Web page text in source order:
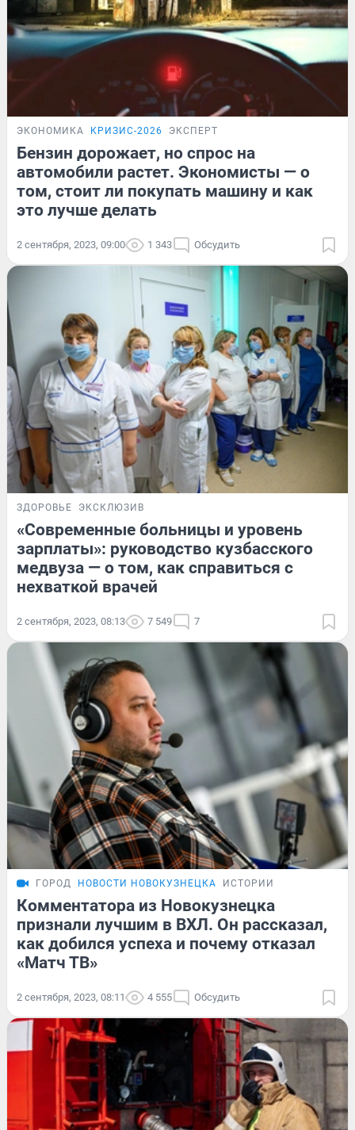
ЭКОНОМИКА КРИЗИС-2026 ЭКСПЕРТ
Бензин дорожает, но спрос на
автомобили растет. Экономисты — о
том, стоит ли покупать машину и как
это лучше делать
2 сентября, 2023, 09:00 1 343 Обсудить
ЗДОРОВЬЕ ЭКСКЛЮЗИВ
«Современные больницы и уровень
зарплаты»: руководство кузбасского
медвуза — о том, как справиться с
нехваткой врачей
2 сентября, 2023, 08:13 7 549 7
ГОРОД НОВОСТИ НОВОКУЗНЕЦКА ИСТОРИИ
Комментатора из Новокузнецка
признали лучшим в ВХЛ. Он рассказал,
как добился успеха и почему отказал
«Матч ТВ»
2 сентября, 2023, 08:11 4 555 Обсудить